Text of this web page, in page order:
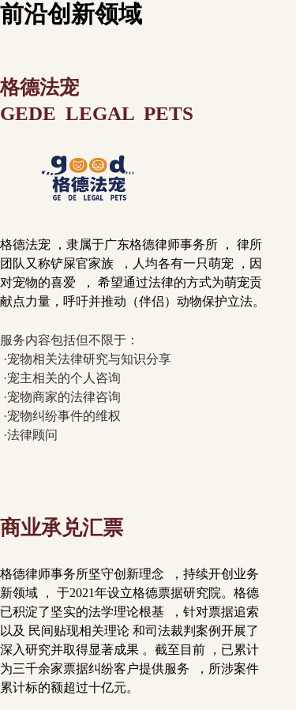
前沿创新领域
格德法宠
GEDE  LEGAL  PETS
格德法宠 ，隶属于广东格德律师事务所 ， 律所
团队又称铲屎官家族  ，人均各有一只萌宠 ，因
对宠物的喜爱  ， 希望通过法律的方式为萌宠贡
献点力量，呼吁并推动（伴侣）动物保护立法。
服务内容包括但不限于：
·宠物相关法律研究与知识分享
·宠主相关的个人咨询
·宠物商家的法律咨询
·宠物纠纷事件的维权
·法律顾问
商业承兑汇票
格德律师事务所坚守创新理念  ，持续开创业务
新领域 ， 于2021年设立格德票据研究院。格德
已积淀了坚实的法学理论根基  ，针对票据追索
以及 民间贴现相关理论 和司法裁判案例开展了
深入研究并取得显著成果 。截至目前 ，已累计
为三千余家票据纠纷客户提供服务  ，所涉案件
累计标的额超过十亿元。